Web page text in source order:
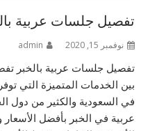
تفصيل جلسات عربية بالخبر
نوفمبر 15, 2020 admin
تفصيل جلسات عربية بالخبر
بين الخدمات المتميزة التي
في السعودية والكثير من دول
عربية في الخبر بأفضل الأسعار